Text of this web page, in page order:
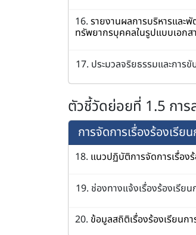
16. รายงานผลการบริหารและ
ทรัพยากรบุคคลในรูปแบบเอกส
17. ประมวลจริยธรรมและการ
ตัวชี้วัดย่อยที่ 1.5 การ
การจัดการเรื่องร้องเรี
18. แนวปฏิบัติการจัดการเรื่อง
19. ช่องทางแจ้งเรื่องร้องเรีย
20. ข้อมูลสถิติเรื่องร้องเรียนก